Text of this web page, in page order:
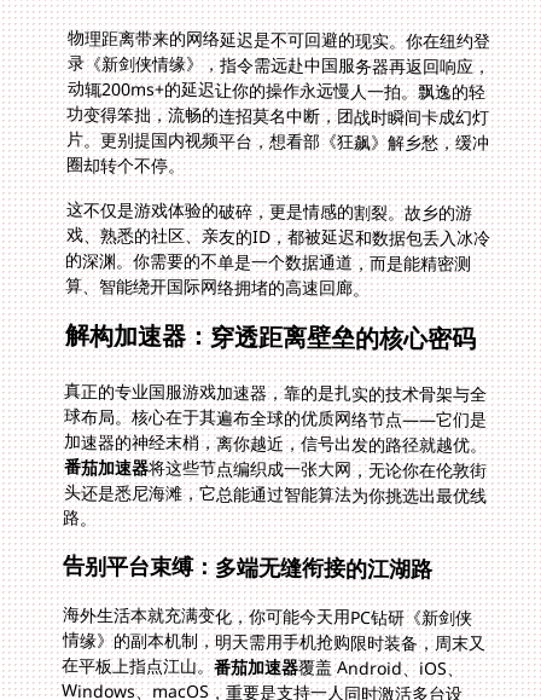
物理距离带来的网络延迟是不可回避的现实。你在纽约登
录《新剑侠情缘》，指令需远赴中国服务器再返回响应，
动辄200ms+的延迟让你的操作永远慢人一拍。飘逸的轻
功变得笨拙，流畅的连招莫名中断，团战时瞬间卡成幻灯
片。更别提国内视频平台，想看部《狂飙》解乡愁，缓冲
圈却转个不停。
这不仅是游戏体验的破碎，更是情感的割裂。故乡的游
戏、熟悉的社区、亲友的ID，都被延迟和数据包丢入冰冷
的深渊。你需要的不单是一个数据通道，而是能精密测
算、智能绕开国际网络拥堵的高速回廊。
解构加速器：穿透距离壁垒的核心密码
真正的专业国服游戏加速器，靠的是扎实的技术骨架与全
球布局。核心在于其遍布全球的优质网络节点——它们是
加速器的神经末梢，离你越近，信号出发的路径就越优。
番茄加速器将这些节点编织成一张大网，无论你在伦敦街
头还是悉尼海滩，它总能通过智能算法为你挑选出最优线
路。
告别平台束缚：多端无缝衔接的江湖路
海外生活本就充满变化，你可能今天用PC钻研《新剑侠
情缘》的副本机制，明天需用手机抢购限时装备，周末又
在平板上指点江山。番茄加速器覆盖 Android、iOS、
Windows、macOS，重要是支持一人同时激活多台设
备，游戏装备切换不再迟疑。手机上的战斗成果，瞬间在